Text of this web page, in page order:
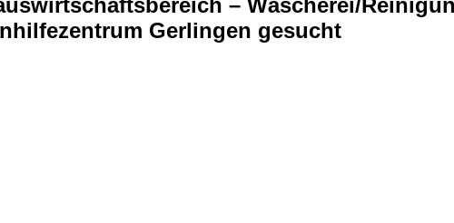
– Wäscherei/
Gerlingen gesucht